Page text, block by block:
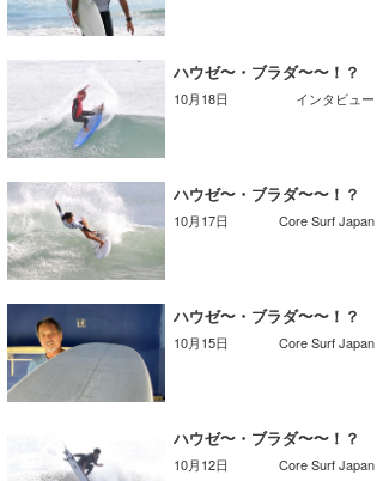
ハウゼ〜・ブラダ〜〜！？
10月18日 インタビュー
ハウゼ〜・ブラダ〜〜！？
10月17日 Core Surf Japan
ハウゼ〜・ブラダ〜〜！？
10月15日 Core Surf Japan
ハウゼ〜・ブラダ〜〜！？
10月12日 Core Surf Japan
大野”MAR”修聖
喜納海人
H
KID
KOBU
KY
MIN
mitz
OYZ
S.K
Soulman
VAGY